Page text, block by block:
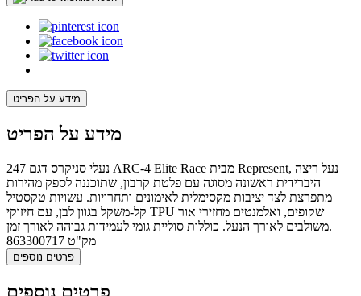
מידע על הפריט
מידע על הפריט
נעלי סניקרס דגם 247 ARC-4 Elite Race מבית Represent, נעל ריצה
היברידית ראשונה מסוגה עם פלטת קרבון, שתוכננה לספק מהירות
מתפרצת לצד יציבות מקסימלית לאימונים ותחרויות. עשויות טקסטיל
קל-משקל בגוון לבן, עם חיזוקי TPU שקופים, ואלמנטים מחזירי אור
משולבים לאורך הנעל. כוללות סוליית גומי לעמידות גבוהה לאורך זמן.
מק"ט 863300717
פרטים נוספים